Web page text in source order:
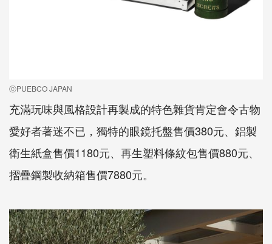
ⓒPUEBCO JAPAN
充滿玩味與風格設計再製成的特色雜貨肯定會令古物
愛好者著迷不已，獨特的眼鏡托盤售價380元、鋁製
衛生紙盒售價1180元、再生塑料條紋包售價880元、
摺疊鋼製收納箱售價7880元。